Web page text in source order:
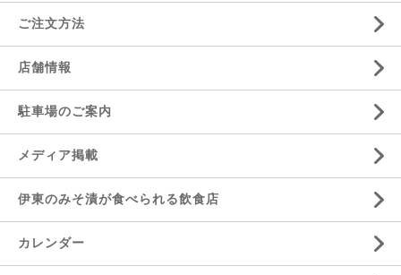
ご注文方法
店舗情報
駐車場のご案内
メディア掲載
伊東のみそ漬が食べられる飲食店
カレンダー